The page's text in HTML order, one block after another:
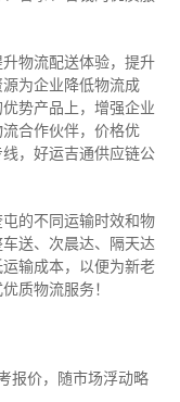
物流配送体验，提升
为企业降低物流成
势产品上，增强企业
合作伙伴，价格优
，好运吉通供应链公
的不同运输时效和物
送、次晨达、隔天达
输成本，以便为新老
质物流服务！
报价，随市场浮动略